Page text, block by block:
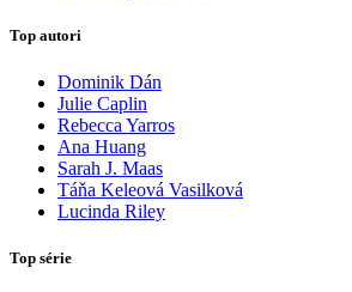
Top autori
Dominik Dán
Julie Caplin
Rebecca Yarros
Ana Huang
Sarah J. Maas
Táňa Keleová Vasilková
Lucinda Riley
Top série